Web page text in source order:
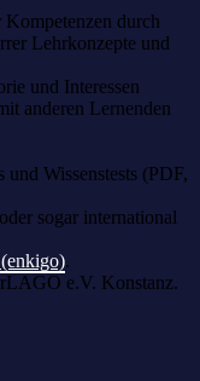
durch
Lehrkonzepte und
und Interessen
anderen Lernenden
und Wissenstests (PDF,
sogar international
.
e.V. Konstanz.